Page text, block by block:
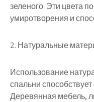
зеленого. Эти цвета
умиротворения и
2. Натуральные
Использование
спальни
Деревянная мебель,